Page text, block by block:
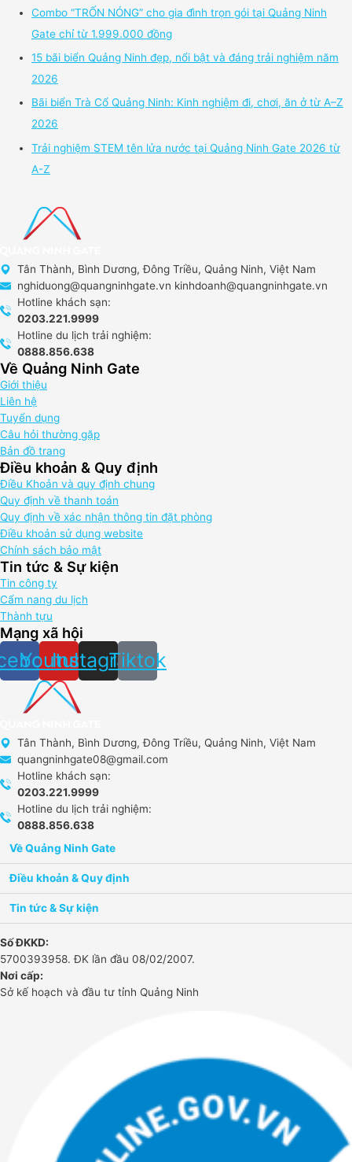
Combo “TRỐN NÓNG” cho gia đình trọn gói tại Quảng Ninh
Gate chỉ từ 1.999.000 đồng
15 bãi biển Quảng Ninh đẹp, nổi bật và đáng trải nghiệm năm
2026
Bãi biển Trà Cổ Quảng Ninh: Kinh nghiệm đi, chơi, ăn ở từ A–Z
2026
Trải nghiệm STEM tên lửa nước tại Quảng Ninh Gate 2026 từ
A-Z
Tân Thành, Bình Dương, Đông Triều, Quảng Ninh, Việt Nam
nghiduong@quangninhgate.vn kinhdoanh@quangninhgate.vn
Hotline khách sạn:
0203.221.9999
Hotline du lịch trải nghiệm:
0888.856.638
Về Quảng Ninh Gate
Giới thiệu
Liên hệ
Tuyển dụng
Câu hỏi thường gặp
Bản đồ trang
Điều khoản & Quy định
Điều Khoản và quy định chung
Quy định về thanh toán
Quy định về xác nhận thông tin đặt phòng
Điều khoản sử dụng website
Chính sách bảo mật
Tin tức & Sự kiện
Tin công ty
Cẩm nang du lịch
Thành tựu
Mạng xã hội
Youtube
Instagram
Tiktok
Tân Thành, Bình Dương, Đông Triều, Quảng Ninh, Việt Nam
quangninhgate08@gmail.com
Hotline khách sạn:
0203.221.9999
Hotline du lịch trải nghiệm:
0888.856.638
Về Quảng Ninh Gate​
Điều khoản & Quy định
Tin tức & Sự kiện
Số ĐKKD:
5700393958. ĐK lần đầu 08/02/2007.
Nơi cấp:
Sở kế hoạch và đầu tư tỉnh Quảng Ninh